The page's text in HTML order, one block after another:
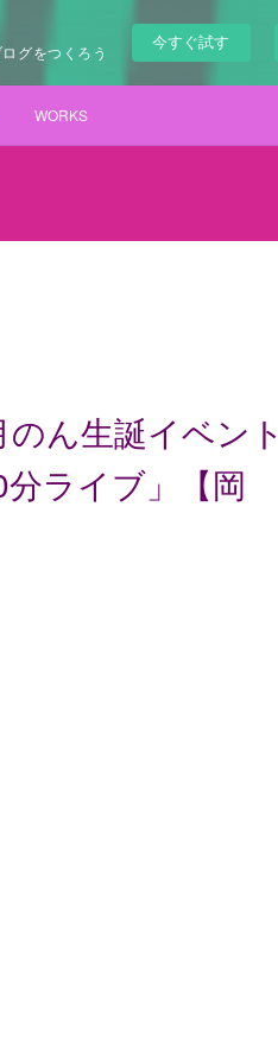
グをつくろう
今すぐ試す
WORKS
ん生誕イベント
ライブ」【岡